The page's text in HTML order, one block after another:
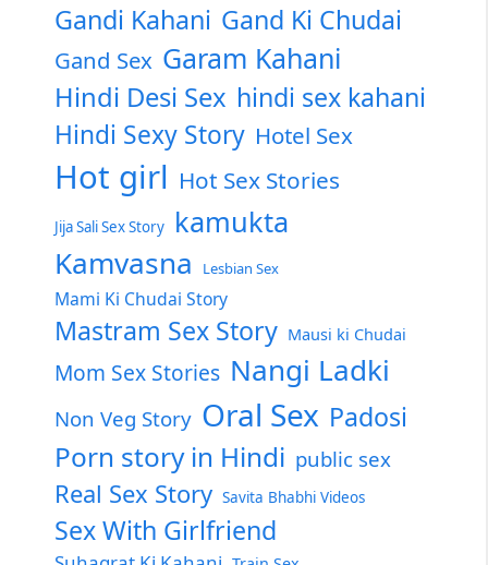
Gandi Kahani Gand Ki Chudai
Gand Sex Garam Kahani
Hindi Desi Sex hindi sex kahani
Hindi Sexy Story Hotel Sex
Hot girl Hot Sex Stories
Jija Sali Sex Story kamukta
Kamvasna Lesbian Sex
Mami Ki Chudai Story
Mastram Sex Story Mausi ki Chudai
Mom Sex Stories Nangi Ladki
Non Veg Story Oral Sex Padosi
Porn story in Hindi public sex
Real Sex Story Savita Bhabhi Videos
Sex With Girlfriend